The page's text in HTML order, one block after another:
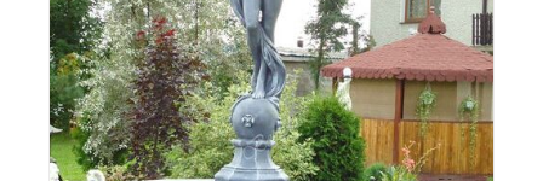
DODAJ DO KOSZYKA
/
DETAILS